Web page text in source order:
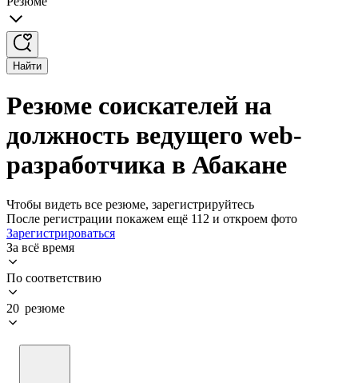
Найти
Резюме соискателей на
должность ведущего web-
разработчика в Абакане
Чтобы видеть все резюме, зарегистрируйтесь
После регистрации покажем ещё 112 и откроем фото
Зарегистрироваться
За всё время
По соответствию
20 резюме